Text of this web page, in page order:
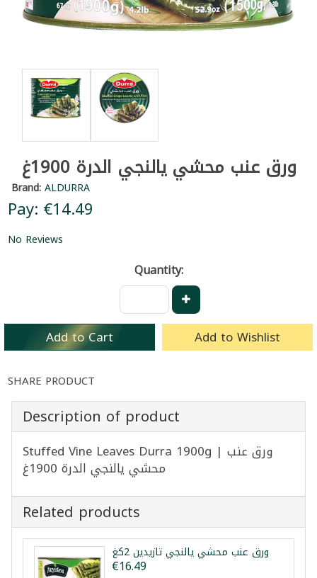
ورق عنب محشي يالنجي الدرة 1900غ
Brand:ALDURRA
Pay: €14.49
No Reviews
Quantity:
Add to Cart Add to Wishlist
SHARE PRODUCT
Description of product
Stuffed Vine Leaves Durra 1900g | ورق عنب
محشي يالنجي الدرة 1900غ
Related products
ورق عنب محشي يالنجي تازيدين 2كغ
€16.49